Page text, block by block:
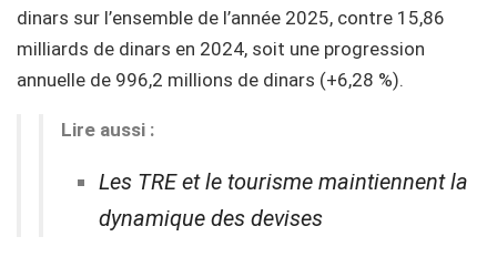
dinars sur l’ensemble de l’année 2025, contre 15,86
milliards de dinars en 2024, soit une progression
annuelle de 996,2 millions de dinars (+6,28 %).
Lire aussi :
Les TRE et le tourisme maintiennent la
dynamique des devises